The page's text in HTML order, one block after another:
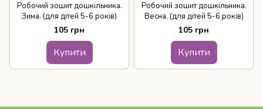
Робочий зошит дошкільника.
Зима. (для дітей 5-6 років)
105 грн
Купити
Робочий зошит дошкільника.
Весна. (для дітей 5-6 років)
105 грн
Купити